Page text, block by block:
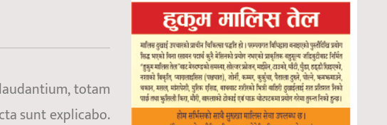
totam
sunt explicabo.